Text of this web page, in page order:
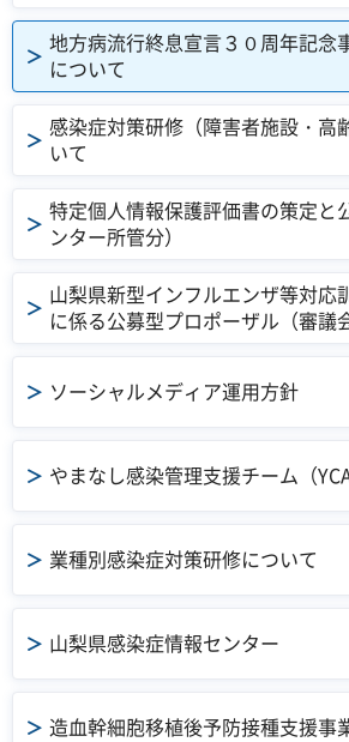
地方病流行終息宣言３０周年記念
について
感染症対策研修（障害者施設・高
いて
特定個人情報保護評価書の策定と
ンター所管分）
山梨県新型インフルエンザ等対応
に係る公募型プロポーザル（審議
ソーシャルメディア運用方針
やまなし感染管理支援チーム（
業種別感染症対策研修について
山梨県感染症情報センター
造血幹細胞移植後予防接種支援事